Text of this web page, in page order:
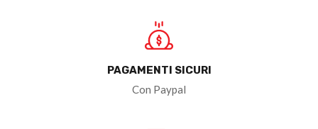
PAGAMENTI SICURI
Con Paypal